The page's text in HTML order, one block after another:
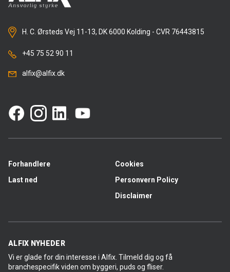
H. C. Ørsteds Vej 11-13, DK 6000 Kolding - CVR 76443815
+45 75 52 90 11
alfix@alfix.dk
Forhandlere
Last ned
Cookies
Personvern Policy
Disclaimer
ALFIX NYHEDER
Vi er glade for din interesse i Alfix. Tilmeld dig og få
branchespecifik viden om byggeri, puds og fliser.